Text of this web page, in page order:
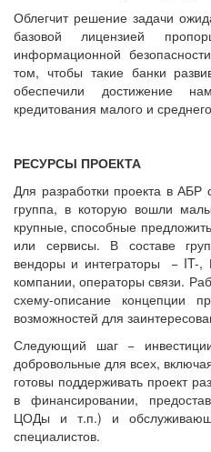
Облегчит решение задачи
базовой лицензией
информационной
том, чтобы такие банки
обеспечили достижение
кредитования малого и
РЕСУРСЫ ПРОЕКТА
Для разработки проекта в АБР
группа, в которую вошли
крупные, способные
или сервисы. В составе
вендоры и интеграторы − IT-,
компании, операторы связи.
схему-описание концепции
возможностей для
Следующий шаг −
добровольные для всех,
готовы поддерживать проект
в финансировании,
ЦОДы и т.п.) и
специалистов.